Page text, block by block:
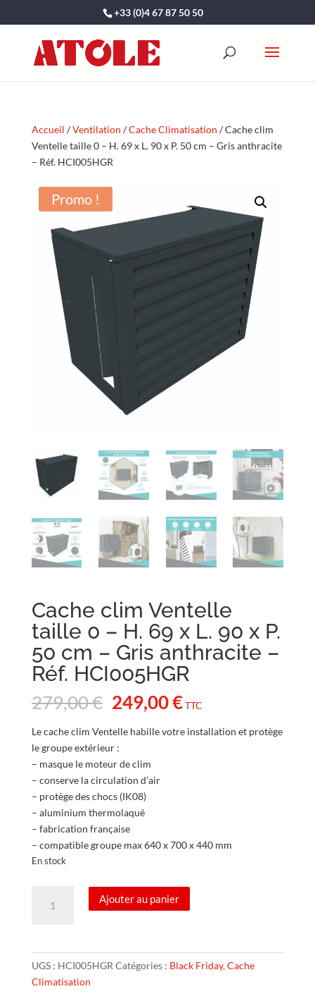
+33 (0)4 67 87 50 50
Accueil /Ventilation /Cache Climatisation / Cache clim
Ventelle taille 0 – H. 69 x L. 90 x P. 50 cm – Gris anthracite
– Réf. HCI005HGR
Promo !
Cache clim Ventelle
taille 0 – H. 69 x L. 90 x P.
50 cm – Gris anthracite –
Réf. HCI005HGR
279,00€ Le
initial
était :
279,00 €.
249,00€Le
actuel
TTC
Le cache clim Ventelle habille votre installation et protège
le groupe extérieur :
– masque le moteur de clim
– conserve la circulation d’air
– protège des chocs (IK08)
– aluminium thermolaqué
– fabrication française
– compatible groupe max 640 x 700 x 440 mm
En stock
Ajouter au panier
UGS : HCI005HGRCatégories : Black Friday,Cache
Climatisation